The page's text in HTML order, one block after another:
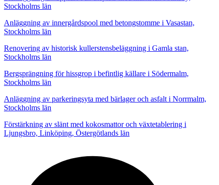
Stockholms län
Anläggning av innergårdspool med betongstomme i Vasastan,
Stockholms län
Renovering av historisk kullerstensbeläggning i Gamla stan,
Stockholms län
Bergsprängning för hissgrop i befintlig källare i Södermalm,
Stockholms län
Anläggning av parkeringsyta med bärlager och asfalt i Norrmalm,
Stockholms län
Förstärkning av slänt med kokosmattor och växtetablering i
Ljungsbro, Linköping, Östergötlands län